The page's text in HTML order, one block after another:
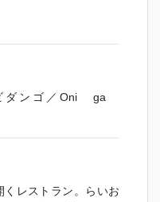
ンゴ／Oni ga
くレストラン。らいお